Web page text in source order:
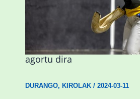
Astelehenean Durangon
emakumezkoen zesta
agortu dira
DURANGO, KIROLAK/ 2024-03-11